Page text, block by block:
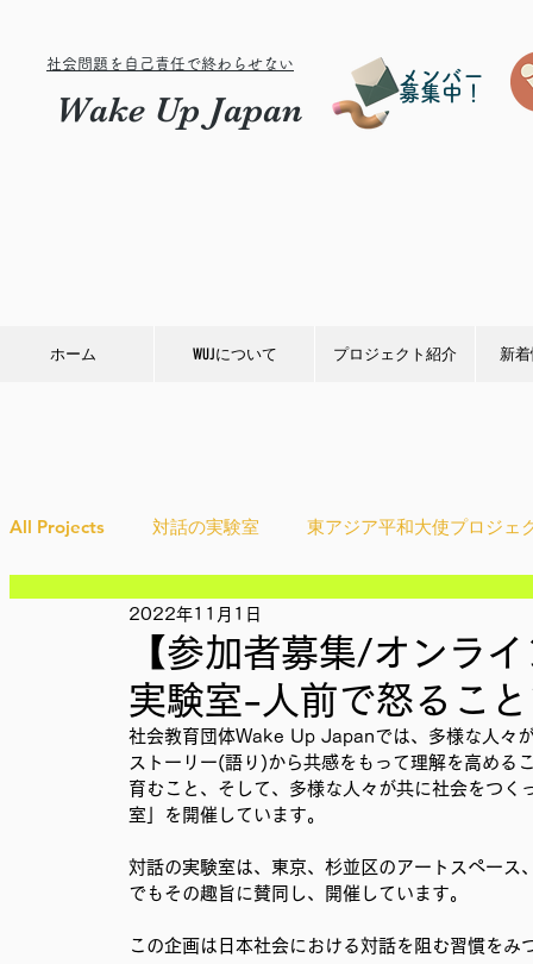
社会問題を自己責任で終わらせない
Wake Up Japan
メンバー
募集中！
ホーム WUJについて プロジェクト紹介 新
All Projects 対話の実験室 東アジア平和大使プロジェ
Ethical＆Sustainably
IMPACT Japan studytour YouthCan
かなさうちなー セルフケアプロジェクト
SDGカフェでふらっとアクション ことばのたまり場
【参加者募集/オンラ
実験室-人前で怒るこ
2022年11月1日
社会教育団体Wake Up Japanでは、多様な人々
ストーリー(語り)から共感をもって理解を高める
育むこと、そして、多様な人々が共に社会をつ
室」を開催しています。
対話の実験室は、東京、杉並区のアートスペー
でもその趣旨に賛同し、開催しています。
この企画は日本社会における対話を阻む習慣を